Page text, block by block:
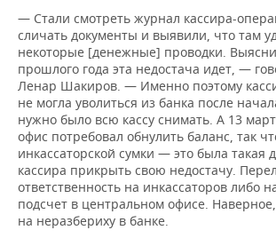
— Стали смотреть журнал кассира-
сличать документы и выявили, что там
некоторые [денежные] проводки.
прошлого года эта недостача идет, —
Ленар Шакиров. — Именно поэтому
не могла уволиться из банка после
нужно было всю кассу снимать. А 13
офис потребовал обнулить баланс, так
инкассаторской сумки — это была такая
кассира прикрыть свою недостачу.
ответственность на инкассаторов либо
подсчет в центральном офисе.
на неразбериху в банке.